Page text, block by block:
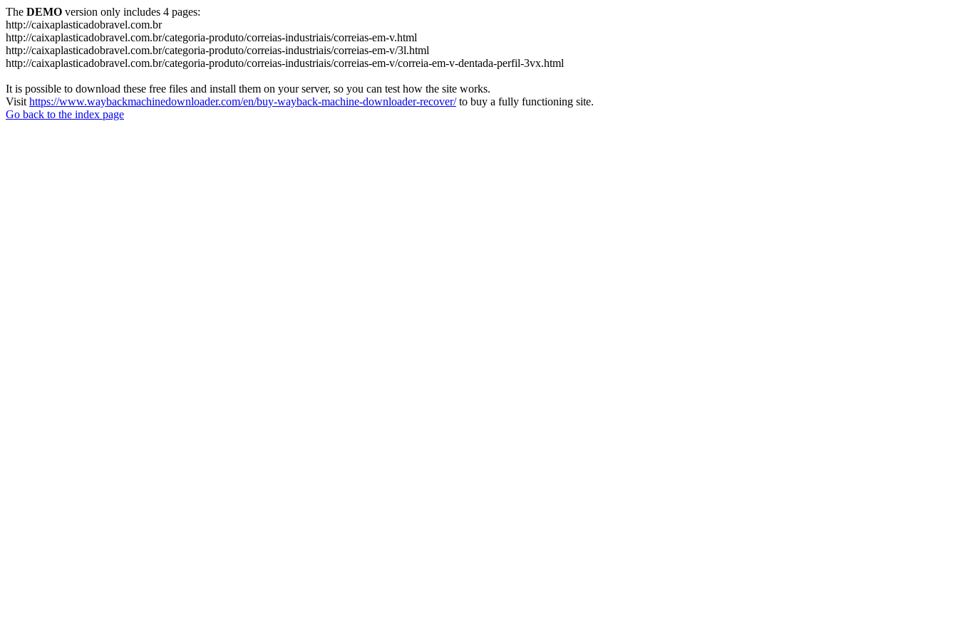
The DEMO version only includes 4 pages:
http://caixaplasticadobravel.com.br
http://caixaplasticadobravel.com.br/categoria-produto/correias-industriais/correias-em-v.html
http://caixaplasticadobravel.com.br/categoria-produto/correias-industriais/correias-em-v/3l.html
http://caixaplasticadobravel.com.br/categoria-produto/correias-industriais/correias-em-v/correia-em-v-dentada-perfil-3vx.html
It is possible to download these free files and install them on your server, so you can test how the site works.
Visit https://www.waybackmachinedownloader.com/en/buy-wayback-machine-downloader-recover/to buy a fully functioning site.
Go back to the index page